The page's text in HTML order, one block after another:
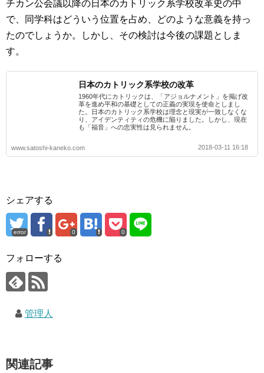
チカン公会議以降の日本のカトリック系学校改革史の中
で、同学科はどういう位置を占め、どのような意義を持っ
たのでしょうか。しかし、その検討は今後の課題としま
す。
日本のカトリック系学校の改革
1960年代にカトリックは、「アジョルナメント」を掲げ改
革を進め平和の基礎としての正義の実現を使命としまし
た。日本のカトリック系学校は理念と現実が一致しなくな
り、アイデンティティの危機に陥りました。しかし、現在
も「福音」への忠実性は見られません。
www.satoshi-kaneko.com 2018-03-11 16:18
シェアする
error 0 0
フォローする
管理人
関連記事